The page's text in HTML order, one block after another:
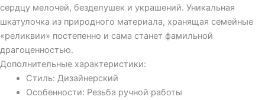
сердцу мелочей, безделушек и украшений. Уникальная
шкатулочка из природного материала, хранящая семейные
«реликвии» постепенно и сама станет фамильной
драгоценностью.
Дополнительные характеристики:
Стиль: Дизайнерский
Особенности: Резьба ручной работы